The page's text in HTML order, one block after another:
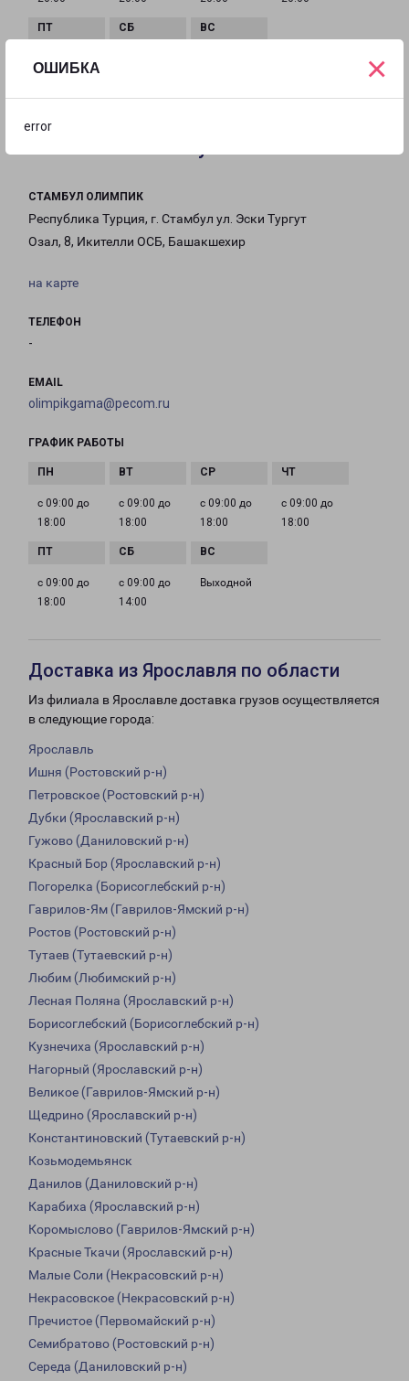
ОШИБКА
error
×
СТАМБУЛ ОЛИМПИК
Республика Турция, г. Стамбул ул. Эски Тургут
Озал, 8, Икителли ОСБ, Башакшехир
на карте
ТЕЛЕФОН
-
EMAIL
olimpikgama@pecom.ru
ГРАФИК РАБОТЫ
с 09:00 до
18:00
с 09:00 до
18:00
с 09:00 до
18:00
с 09:00 до
18:00
с 09:00 до
18:00
с 09:00 до
14:00
Выходной
Доставка из Ярославля по области
Из филиала в Ярославле доставка грузов осуществляется
в следующие города:
Ярославль
Ишня (Ростовский р-н)
Петровское (Ростовский р-н)
Дубки (Ярославский р-н)
Гужово (Даниловский р-н)
Красный Бор (Ярославский р-н)
Погорелка (Борисоглебский р-н)
Гаврилов-Ям (Гаврилов-Ямский р-н)
Ростов (Ростовский р-н)
Тутаев (Тутаевский р-н)
Любим (Любимский р-н)
Лесная Поляна (Ярославский р-н)
Борисоглебский (Борисоглебский р-н)
Кузнечиха (Ярославский р-н)
Нагорный (Ярославский р-н)
Великое (Гаврилов-Ямский р-н)
Щедрино (Ярославский р-н)
Константиновский (Тутаевский р-н)
Козьмодемьянск
Данилов (Даниловский р-н)
Карабиха (Ярославский р-н)
Коромыслово (Гаврилов-Ямский р-н)
Красные Ткачи (Ярославский р-н)
Малые Соли (Некрасовский р-н)
Некрасовское (Некрасовский р-н)
Пречистое (Первомайский р-н)
Семибратово (Ростовский р-н)
Середа (Даниловский р-н)